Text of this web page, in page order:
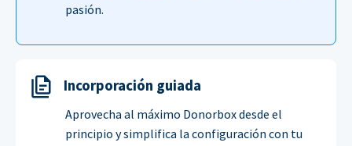
pasión.
Incorporación guiada
Aprovecha al máximo Donorbox desde el
principio y simplifica la configuración con tu